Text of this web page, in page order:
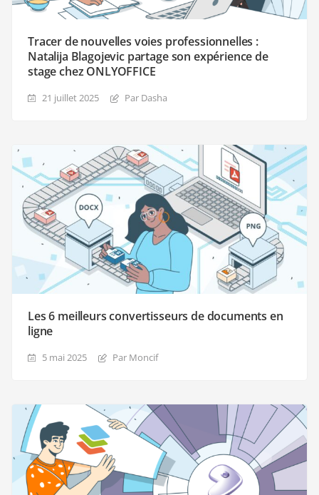
Tracer de nouvelles voies professionnelles :
Natalija Blagojevic partage son expérience de
stage chez ONLYOFFICE
21 juillet 2025 Par Dasha
Les 6 meilleurs convertisseurs de documents en
ligne
5 mai 2025 Par Moncif